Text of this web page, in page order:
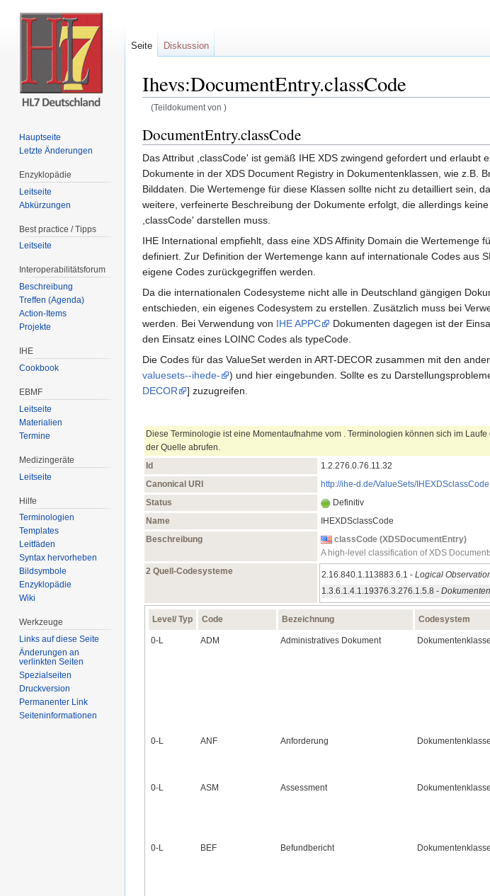
Ihevs:DocumentEntry.classCode
(Teildokument von )
DocumentEntry.classCode
Das Attribut ,classCode' ist gemäß IHE XDS zwingend gefordert und erlaubt
Dokumente in der XDS Document Registry in Dokumentenklassen, wie z.B.
Bilddaten. Die Wertemenge für diese Klassen sollte nicht zu detailliert sein,
weitere, verfeinerte Beschreibung der Dokumente erfolgt, die allerdings
,classCode' darstellen muss.
IHE International empfiehlt, dass eine XDS Affinity Domain die Wertemenge
definiert. Zur Definition der Wertemenge kann auf internationale Codes aus
eigene Codes zurückgegriffen werden.
Da die internationalen Codesysteme nicht alle in Deutschland gängigen
entschieden, ein eigenes Codesystem zu erstellen. Zusätzlich muss bei
werden. Bei Verwendung von IHE APPC
Dokumenten dagegen ist der
den Einsatz eines LOINC Codes als typeCode.
Die Codes für das ValueSet werden in ART-DECOR zusammen mit den
valuesets--ihede-
) und hier eingebunden. Sollte es zu
DECOR
] zuzugreifen.
Diese Terminologie ist eine Momentaufnahme vom . Terminologien können sich im
der Quelle abrufen.
Id
1.2.276.0.76.11.32
Canonical URI
http://ihe-d.de/ValueSets/IHEXDSclassCode
Status
Definitiv
Name
IHEXDSclassCode
Beschreibung
classCode (XDSDocumentEntry)
A high-level classification of XDS
2 Quell-Codesysteme
2.16.840.1.113883.6.1 - Logical
1.3.6.1.4.1.19376.3.276.1.5.8 -
Level/ Typ Code Bezeichnung Codesystem
0‑L ADM Administratives Dokument
0‑L
ANF Anforderung
0‑L
ASM Assessment
0‑L
BEF Befundbericht
Seite Diskussion
Hauptseite
Letzte Änderungen
Enzyklopädie
Leitseite
Abkürzungen
Best practice / Tipps
Leitseite
Interoperabilitätsforum
Beschreibung
Treffen (Agenda)
Action-Items
Projekte
IHE
Cookbook
EBMF
Leitseite
Materialien
Termine
Medizingeräte
Leitseite
Hilfe
Terminologien
Templates
Leitfäden
Syntax hervorheben
Bildsymbole
Enzyklopädie
Wiki
Werkzeuge
Links auf diese Seite
Änderungen an
verlinkten Seiten
Spezialseiten
Druckversion
Permanenter Link
Seiten­informationen